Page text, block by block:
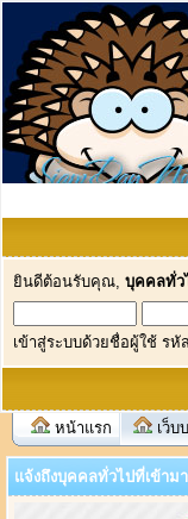
ยินดีต้อนรับคุณ, บุคคลทั่ว
เข้าสู่ระบบด้วยชื่อผู้ใช้ รหั
หน้าแรก เว็บ
แจ้งถึงบุคคลทั่วไปที่เข้ามา